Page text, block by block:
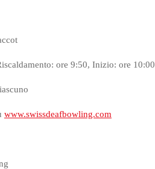
ore 9:50, Inizio: ore 10:00
www.swissdeafbowling.com